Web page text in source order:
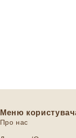
Меню
Про нас